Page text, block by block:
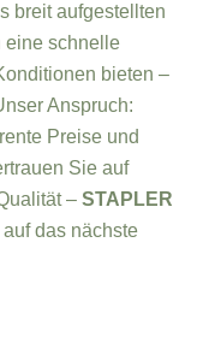
breit aufgestellten
eine schnelle
bieten –
Anspruch:
Preise und
Sie auf
– STAPLER
das nächste